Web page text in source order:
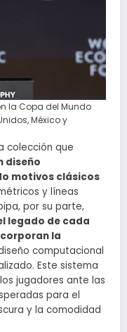
la Copa del Mundo
México y
colección que
diseño
motivos clásicos
y líneas
por su parte,
legado de cada
la
computacional
Este sistema
jugadores ante las
para el
y la comodidad